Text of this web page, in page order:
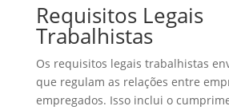
Requisitos Legais
Trabalhistas
Os requisitos legais trabalhistas
que regulam as relações entre
empregados. Isso inclui o